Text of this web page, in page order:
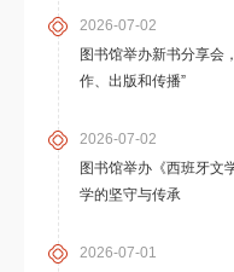
2026-07-02
图书馆举办新书分享会
作、出版和传播”
2026-07-02
图书馆举办《西班牙文
学的坚守与传承
2026-07-01